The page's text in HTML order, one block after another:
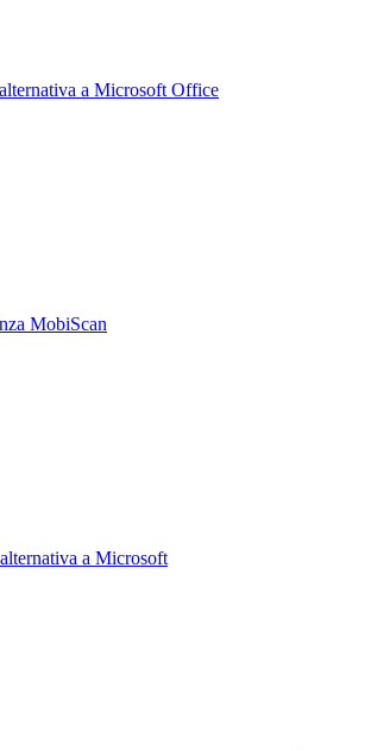
a Microsoft Office
MobiScan
a Microsoft